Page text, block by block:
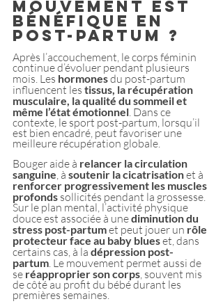
mouvement est
bénéfique en
post-partum ?
Après l’accouchement, le corps féminin
continue d’évoluer pendant plusieurs
mois. Les hormones du post-partum
influencent les tissus, la récupération
musculaire, la qualité du sommeil et
même l’état émotionnel. Dans ce
contexte, le sport post-partum, lorsqu’il
est bien encadré, peut favoriser une
meilleure récupération globale.
Bouger aide à relancer la circulation
sanguine, à soutenir la cicatrisation et à
renforcer progressivement les muscles
profonds sollicités pendant la grossesse.
Sur le plan mental, l’activité physique
douce est associée à une diminution du
stress post-partum et peut jouer un rôle
protecteur face au baby blues et, dans
certains cas, à la dépression post-
partum. Le mouvement permet aussi de
se réapproprier son corps, souvent mis
de côté au profit du bébé durant les
premières semaines.